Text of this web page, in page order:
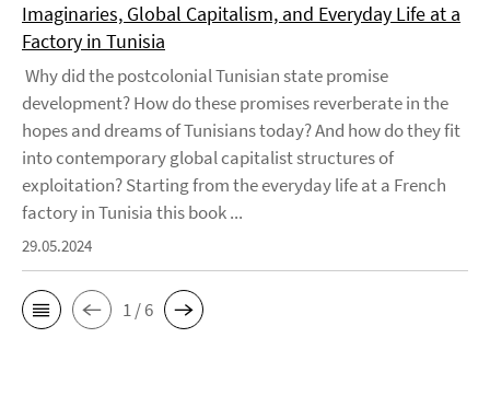
Imaginaries, Global Capitalism, and Everyday Life at a
Factory in Tunisia
Why did the postcolonial Tunisian state promise
development? How do these promises reverberate in the
hopes and dreams of Tunisians today? And how do they fit
into contemporary global capitalist structures of
exploitation? Starting from the everyday life at a French
factory in Tunisia this book ...
29.05.2024
1 / 6